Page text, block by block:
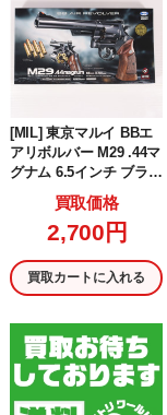
[MIL] 東京マルイ BBエ
アリボルバー M29 .44マ
グナム 6.5インチ ブラッ
クモデル(No.7) (10歳以
上専用)
買取価格
2,700円
買取カートに入れる